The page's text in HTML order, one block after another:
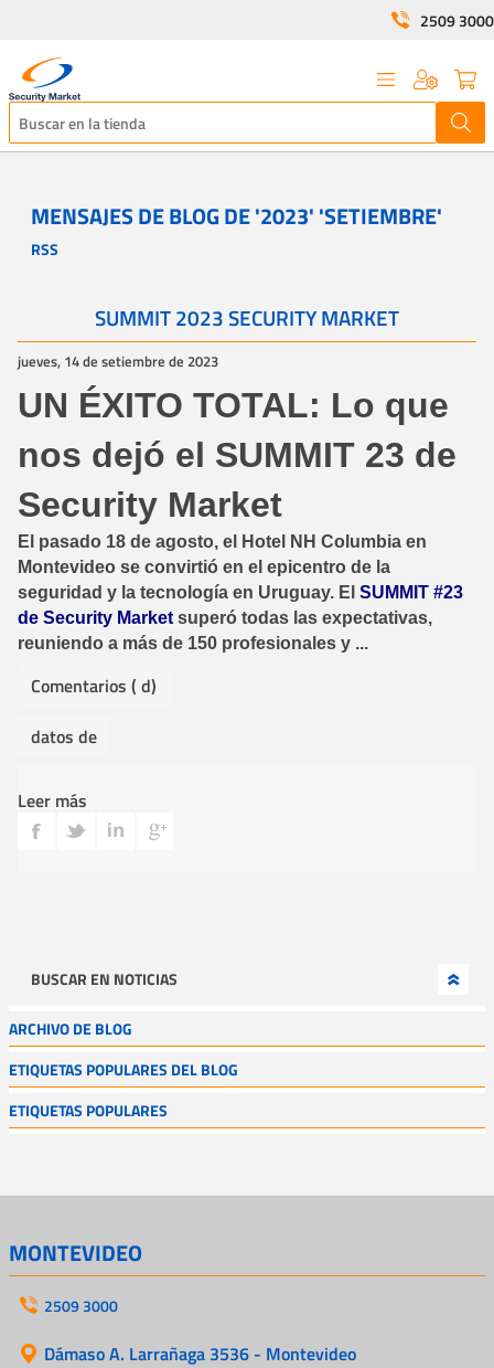
2509 3000
MENSAJES DE BLOG DE '2023' 'SETIEMBRE'
RSS
SUMMIT 2023 SECURITY MARKET
jueves, 14 de setiembre de 2023
UN ÉXITO TOTAL: Lo que
nos dejó el SUMMIT 23 de
Security Market
El pasado 18 de agosto, el Hotel NH Columbia en
Montevideo se convirtió en el epicentro de la
seguridad y la tecnología en Uruguay. El SUMMIT #23
de Security Market superó todas las expectativas,
reuniendo a más de 150 profesionales y ...
Comentarios ( d)
datos de
Leer más
BUSCAR EN NOTICIAS
ARCHIVO DE BLOG
ETIQUETAS POPULARES DEL BLOG
ETIQUETAS POPULARES
MONTEVIDEO
2509 3000
Dámaso A. Larrañaga 3536 - Montevideo